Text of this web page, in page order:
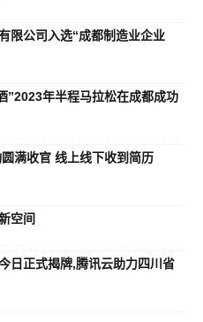
限公司入选“成都制造业企业
”2023年半程马拉松在成都成功
满收官 线上线下收到简历
空间
日正式揭牌,腾讯云助力四川省